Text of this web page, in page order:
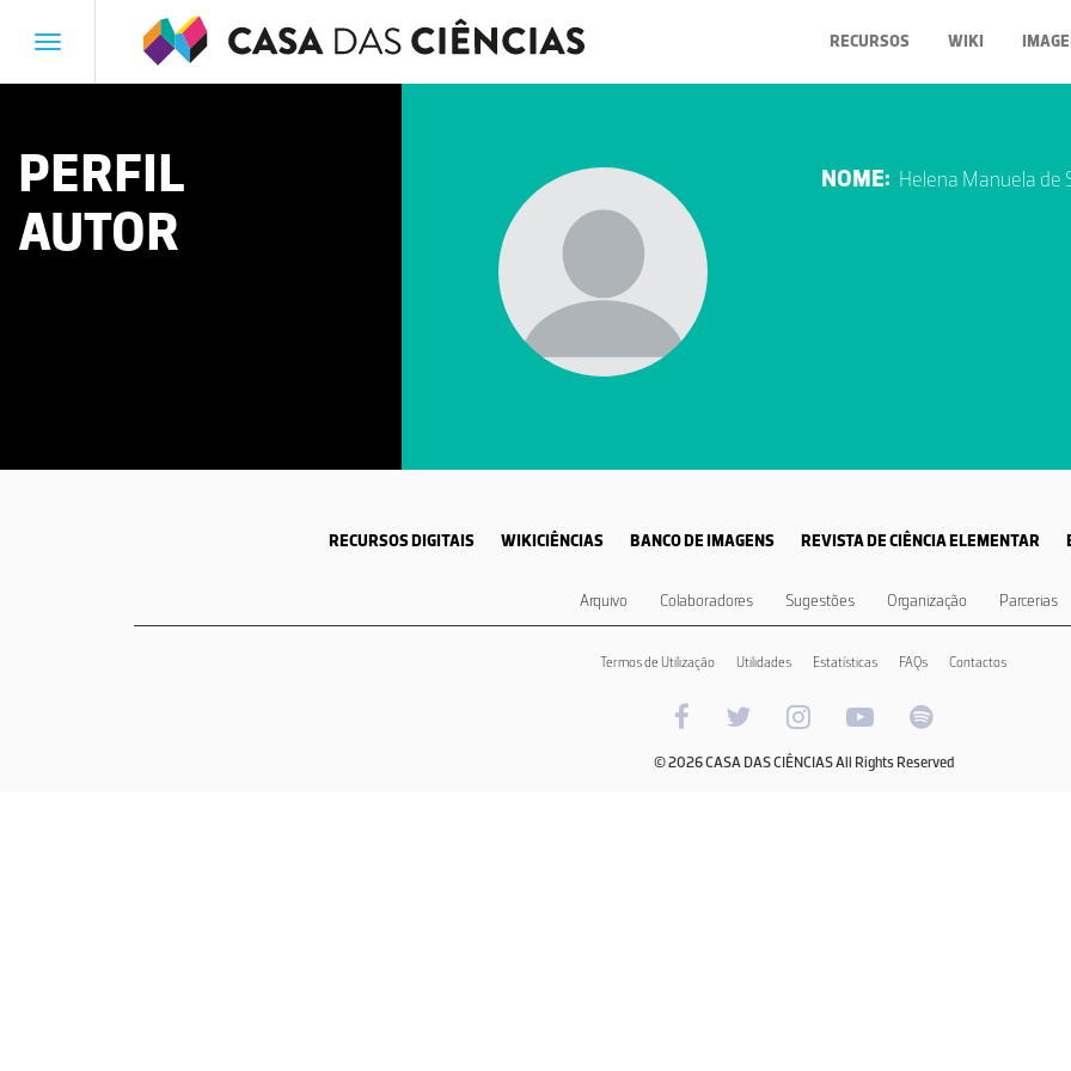
Toggle
RECURSOS WIKI
PERFIL
AUTOR
NOME: Helena Manuela de
RECURSOS DIGITAIS WIKICIÊNCIAS BANCO DE IMAGENS REVISTA DE CIÊNCIA ELEMENTAR
Arquivo Colaboradores Sugestões Organização Parcerias
Termos de Utilização Utilidades Estatísticas FAQs Contactos
© 2026 CASA DAS CIÊNCIAS All Rights Reserved